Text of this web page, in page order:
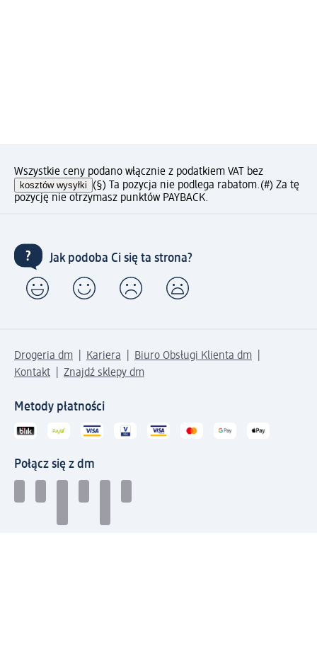
Wszystkie ceny podano włącznie z podatkiem VAT bez
kosztów wysyłki (§) Ta pozycja nie podlega rabatom.(#) Za tę
pozycję nie otrzymasz punktów PAYBACK.
Jak podoba Ci się ta strona?
Drogeria dm Kariera
Biuro Obsługi Klienta dm
Kontakt
Znajdź sklepy dm
Metody płatności
Połącz się z dm